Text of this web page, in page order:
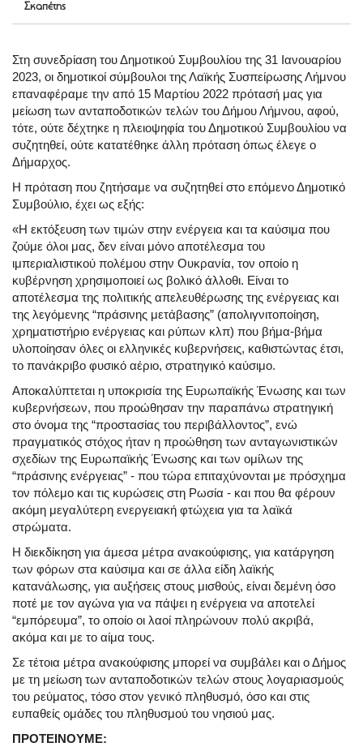
Σκαπέτης
Στη συνεδρίαση του Δημοτικού Συμβουλίου της 31 Ιανουαρίου
2023, οι δημοτικοί σύμβουλοι της Λαϊκής Συσπείρωσης Λήμνου
επαναφέραμε την από 15 Μαρτίου 2022 πρότασή μας για
μείωση των ανταποδοτικών τελών του Δήμου Λήμνου, αφού,
τότε, ούτε δέχτηκε η πλειοψηφία του Δημοτικού Συμβουλίου να
συζητηθεί, ούτε κατατέθηκε άλλη πρόταση όπως έλεγε ο
Δήμαρχος.
Η πρόταση που ζητήσαμε να συζητηθεί στο επόμενο Δημοτικό
Συμβούλιο, έχει ως εξής:
«Η εκτόξευση των τιμών στην ενέργεια και τα καύσιμα που
ζούμε όλοι μας, δεν είναι μόνο αποτέλεσμα του
ιμπεριαλιστικού πολέμου στην Ουκρανία, τον οποίο η
κυβέρνηση χρησιμοποιεί ως βολικό άλλοθι. Είναι το
αποτέλεσμα της πολιτικής απελευθέρωσης της ενέργειας και
της λεγόμενης “πράσινης μετάβασης” (απολιγνιτοποίηση,
χρηματιστήριο ενέργειας και ρύπων κλπ) που βήμα-βήμα
υλοποίησαν όλες οι ελληνικές κυβερνήσεις, καθιστώντας έτσι,
το πανάκριβο φυσικό αέριο, στρατηγικό καύσιμο.
Αποκαλύπτεται η υποκρισία της Ευρωπαϊκής Ένωσης και των
κυβερνήσεων, που προώθησαν την παραπάνω στρατηγική
στο όνομα της “προστασίας του περιβάλλοντος”, ενώ
πραγματικός στόχος ήταν η προώθηση των ανταγωνιστικών
σχεδίων της Ευρωπαϊκής Ένωσης και των ομίλων της
“πράσινης ενέργειας” - που τώρα επιταχύνονται με πρόσχημα
τον πόλεμο και τις κυρώσεις στη Ρωσία - και που θα φέρουν
ακόμη μεγαλύτερη ενεργειακή φτώχεια για τα λαϊκά
στρώματα.
Η διεκδίκηση για άμεσα μέτρα ανακούφισης, για κατάργηση
των φόρων στα καύσιμα και σε άλλα είδη λαϊκής
κατανάλωσης, για αυξήσεις στους μισθούς, είναι δεμένη όσο
ποτέ με τον αγώνα για να πάψει η ενέργεια να αποτελεί
“εμπόρευμα”, το οποίο οι λαοί πληρώνουν πολύ ακριβά,
ακόμα και με το αίμα τους.
Σε τέτοια μέτρα ανακούφισης μπορεί να συμβάλει και ο Δήμος
με τη μείωση των ανταποδοτικών τελών στους λογαριασμούς
του ρεύματος, τόσο στον γενικό πληθυσμό, όσο και στις
ευπαθείς ομάδες του πληθυσμού του νησιού μας.
ΠΡΟΤΕΙΝΟΥΜΕ: